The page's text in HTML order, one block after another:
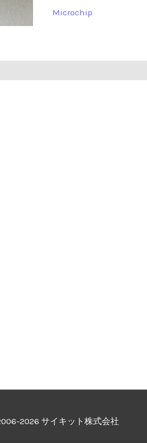
Microchip
2026 サイキット株式会社